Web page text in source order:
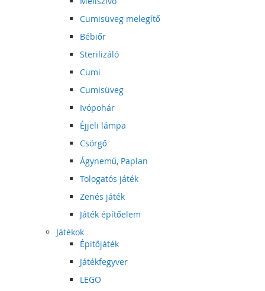
Cumisüveg melegítő
Bébiőr
Sterilizáló
Cumi
Cumisüveg
Ivópohár
Éjjeli lámpa
Csörgő
Ágynemű, Paplan
Tologatós játék
Zenés játék
Játék építőelem
Játékok
Épitőjáték
Játékfegyver
LEGO